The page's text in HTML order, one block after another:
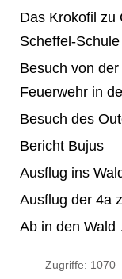
Das Krokofil zu
Scheffel-Schule
Besuch von
Feuerwehr in
Besuch des
Bericht Bujus
Ausflug ins
Ausflug der 4a
Ab in den
Zugriffe: 1070